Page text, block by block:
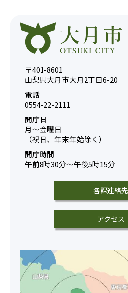
〒401-8601
山梨県大月市大月2丁目6-20
電話
0554-22-2111
開庁日
月～金曜日
（祝日、年末年始除く）
開庁時間
午前8時30分～午後5時15分
各課連絡先
アクセス